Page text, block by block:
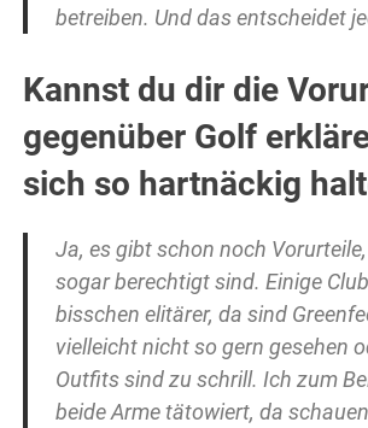
betreiben. Und das entscheidet
Kannst du dir die
gegenüber Golf
sich so hartnäckig
Ja, es gibt schon noch
sogar berechtigt sind. Einige
bisschen elitärer, da sind
vielleicht nicht so gern gesehen
Outfits sind zu schrill. Ich zum
beide Arme tätowiert, da